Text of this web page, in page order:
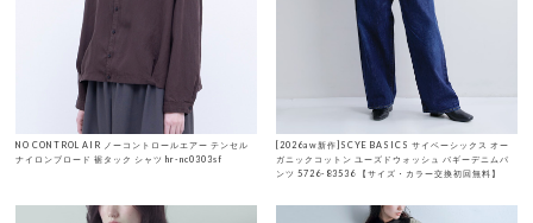
NO CONTROL AIR ノーコントロールエアー テンセル
ナイロンブロード 裾タック シャツ hr-nc0303sf
[2026aw新作]SCYE BASICS サイベーシックス オー
ガニックコットン ユーズドウォッシュ バギーデニムパ
ンツ 5726-83536 【サイズ・カラー交換初回無料】